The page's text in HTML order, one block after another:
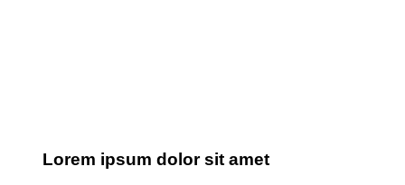
Lorem ipsum dolor sit amet